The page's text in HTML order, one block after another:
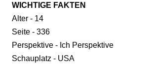
WICHTIGE FAKTEN
Alter - 14
Seite - 336
Perspektive - Ich Perspektive
Schauplatz - USA